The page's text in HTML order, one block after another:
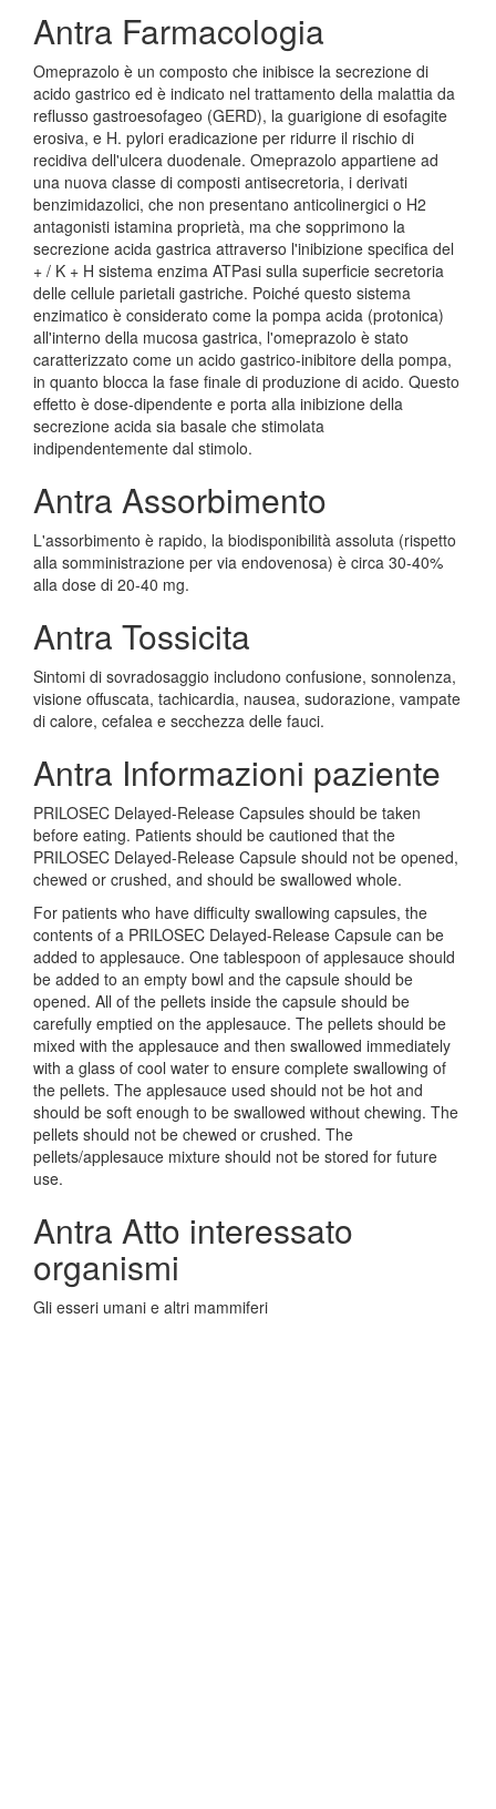
Antra Farmacologia
Omeprazolo è un composto che inibisce la secrezione di
acido gastrico ed è indicato nel trattamento della malattia da
reflusso gastroesofageo (GERD), la guarigione di esofagite
erosiva, e H. pylori eradicazione per ridurre il rischio di
recidiva dell'ulcera duodenale. Omeprazolo appartiene ad
una nuova classe di composti antisecretoria, i derivati
benzimidazolici, che non presentano anticolinergici o H2
antagonisti istamina proprietà, ma che sopprimono la
secrezione acida gastrica attraverso l'inibizione specifica del
+ / K + H sistema enzima ATPasi sulla superficie secretoria
delle cellule parietali gastriche. Poiché questo sistema
enzimatico è considerato come la pompa acida (protonica)
all'interno della mucosa gastrica, l'omeprazolo è stato
caratterizzato come un acido gastrico-inibitore della pompa,
in quanto blocca la fase finale di produzione di acido. Questo
effetto è dose-dipendente e porta alla inibizione della
secrezione acida sia basale che stimolata
indipendentemente dal stimolo.
Antra Assorbimento
L'assorbimento è rapido, la biodisponibilità assoluta (rispetto
alla somministrazione per via endovenosa) è circa 30-40%
alla dose di 20-40 mg.
Antra Tossicita
Sintomi di sovradosaggio includono confusione, sonnolenza,
visione offuscata, tachicardia, nausea, sudorazione, vampate
di calore, cefalea e secchezza delle fauci.
Antra Informazioni paziente
PRILOSEC Delayed-Release Capsules should be taken
before eating. Patients should be cautioned that the
PRILOSEC Delayed-Release Capsule should not be opened,
chewed or crushed, and should be swallowed whole.
For patients who have difficulty swallowing capsules, the
contents of a PRILOSEC Delayed-Release Capsule can be
added to applesauce. One tablespoon of applesauce should
be added to an empty bowl and the capsule should be
opened. All of the pellets inside the capsule should be
carefully emptied on the applesauce. The pellets should be
mixed with the applesauce and then swallowed immediately
with a glass of cool water to ensure complete swallowing of
the pellets. The applesauce used should not be hot and
should be soft enough to be swallowed without chewing. The
pellets should not be chewed or crushed. The
pellets/applesauce mixture should not be stored for future
use.
Antra Atto interessato
organismi
Gli esseri umani e altri mammiferi